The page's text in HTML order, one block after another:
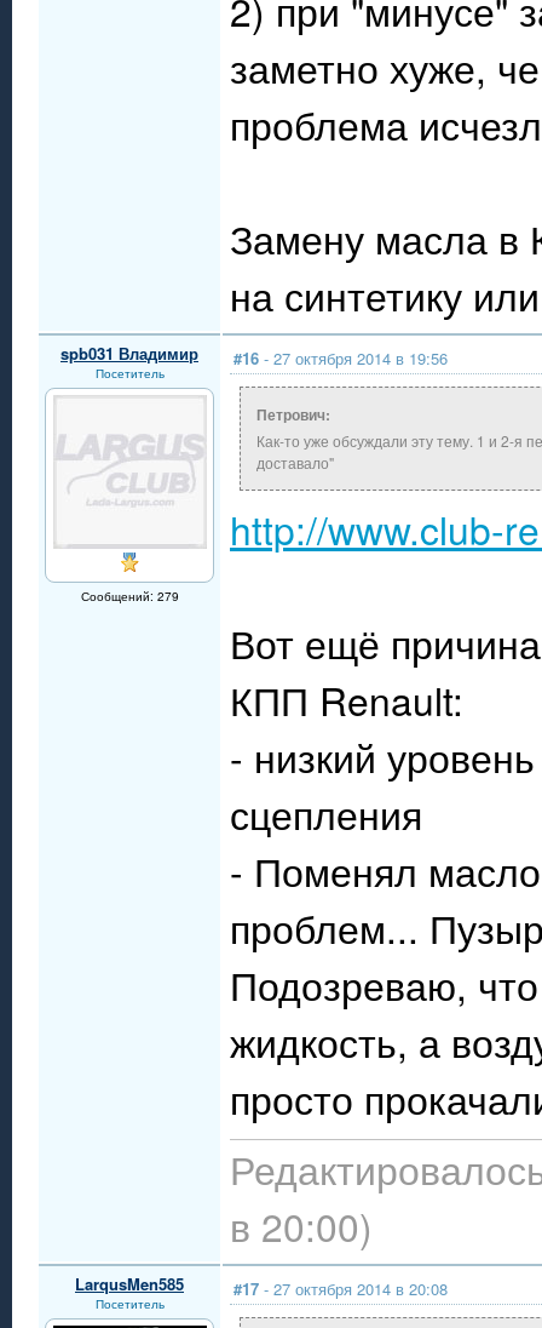
заметно хуже,
проблема
Замену масла в
на синтетику
spb031 Владимир
Посетитель
Сообщений: 279
#16 - 27 октября 2014 в 19:56
Петрович:
Как-то уже обсуждали эту тему. 1 и 2-я
доставало"
http://www.club-
Вот ещё
КПП Renault:
- низкий
сцепления
- Поменял
проблем...
Подозреваю,
жидкость, а
просто
в 20:00)
LarqusMen585
Посетитель
#17 - 27 октября 2014 в 20:08